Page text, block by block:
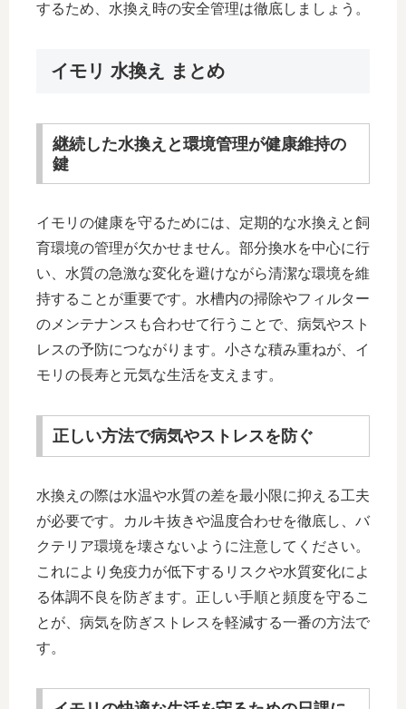
するため、水換え時の安全管理は徹底しましょう。
イモリ 水換え まとめ
継続した水換えと環境管理が健康維持の
鍵
イモリの健康を守るためには、定期的な水換えと飼
育環境の管理が欠かせません。部分換水を中心に行
い、水質の急激な変化を避けながら清潔な環境を維
持することが重要です。水槽内の掃除やフィルター
のメンテナンスも合わせて行うことで、病気やスト
レスの予防につながります。小さな積み重ねが、イ
モリの長寿と元気な生活を支えます。
正しい方法で病気やストレスを防ぐ
水換えの際は水温や水質の差を最小限に抑える工夫
が必要です。カルキ抜きや温度合わせを徹底し、バ
クテリア環境を壊さないように注意してください。
これにより免疫力が低下するリスクや水質変化によ
る体調不良を防ぎます。正しい手順と頻度を守るこ
とが、病気を防ぎストレスを軽減する一番の方法で
す。